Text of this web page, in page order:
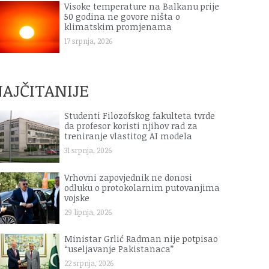
Visoke temperature na Balkanu prije
50 godina ne govore ništa o
klimatskim promjenama
17 srpnja, 2026
Studenti Filozofskog fakulteta tvrde
da profesor koristi njihov rad za
treniranje vlastitog AI modela
31 srpnja, 2026
Vrhovni zapovjednik ne donosi
odluku o protokolarnim putovanjima
vojske
29 lipnja, 2026
Ministar Grlić Radman nije potpisao
“useljavanje Pakistanaca”
22 srpnja, 2026